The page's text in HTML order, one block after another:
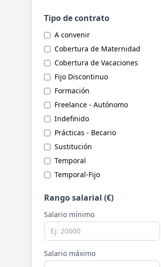
Tipo de contrato
A convenir
Cobertura de Maternidad
Cobertura de Vacaciones
Fijo Discontinuo
Formación
Freelance - Autónomo
Indefinido
Prácticas - Becario
Sustitución
Temporal
Temporal-Fijo
Rango salarial (€)
Salario mínimo
Salario máximo